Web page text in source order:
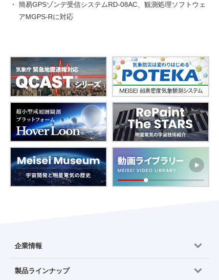
簡易GPSゾンデ受信システムRD-08AC、観測処理ソフトウェ
アMGPS-Rに対応
企業情報
製品ラインナップ